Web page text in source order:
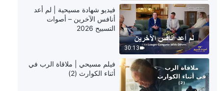
4:59
كلمات الله اليومية: كشف فساد
البشرية | اقتباس 371
كلمات الله اليومية: كشف فساد
البشرية | اقتباس 372
30:13
فيديو شهادة مسيحية | لم أعد
أنافس الآخرين – أصوات
التسبيح 2026
فيلم مسيحي | ملاقاة الرب في
أثناء الكوارث (2)